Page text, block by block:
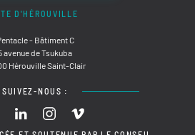
D'HÉROUVILLE
- Bâtiment C
avenue de Tsukuba
Hérouville Saint-Clair
SUIVEZ-NOUS :